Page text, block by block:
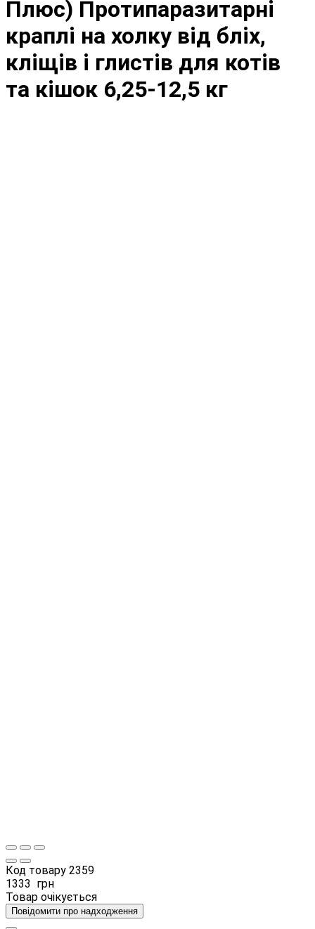
Плюс) Протипаразитарні
краплі на холку від бліх,
кліщів і глистів для котів
та кішок 6,25-12,5 кг
Код товару 2359
1333 грн
Товар очікується
Повідомити про надходження